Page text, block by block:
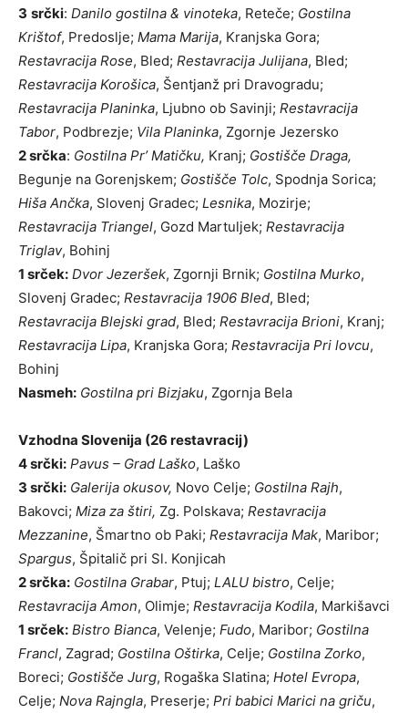
3 srčki: Danilo gostilna & vinoteka, Reteče; Gostilna
Krištof, Predoslje; Mama Marija, Kranjska Gora;
Restavracija Rose, Bled; Restavracija Julijana, Bled;
Restavracija Korošica, Šentjanž pri Dravogradu;
Restavracija Planinka, Ljubno ob Savinji; Restavracija
Tabor, Podbrezje; Vila Planinka, Zgornje Jezersko
2 srčka: Gostilna Pr’ Matičku, Kranj; Gostišče Draga,
Begunje na Gorenjskem; Gostišče Tolc, Spodnja Sorica;
Hiša Ančka, Slovenj Gradec; Lesnika, Mozirje;
Restavracija Triangel, Gozd Martuljek; Restavracija
Triglav, Bohinj
1 srček: Dvor Jezeršek, Zgornji Brnik; Gostilna Murko,
Slovenj Gradec; Restavracija 1906 Bled, Bled;
Restavracija Blejski grad, Bled; Restavracija Brioni, Kranj;
Restavracija Lipa, Kranjska Gora; Restavracija Pri lovcu,
Bohinj
Nasmeh: Gostilna pri Bizjaku, Zgornja Bela
Vzhodna Slovenija (26 restavracij)
4 srčki: Pavus – Grad Laško, Laško
3 srčki: Galerija okusov, Novo Celje; Gostilna Rajh,
Bakovci; Miza za štiri, Zg. Polskava; Restavracija
Mezzanine, Šmartno ob Paki; Restavracija Mak, Maribor;
Spargus, Špitalič pri Sl. Konjicah
2 srčka: Gostilna Grabar, Ptuj; LALU bistro, Celje;
Restavracija Amon, Olimje; Restavracija Kodila, Markišavci
1 srček: Bistro Bianca, Velenje; Fudo, Maribor; Gostilna
Francl, Zagrad; Gostilna Oštirka, Celje; Gostilna Zorko,
Boreci; Gostišče Jurg, Rogaška Slatina; Hotel Evropa,
Celje; Nova Rajngla, Preserje; Pri babici Marici na griču,